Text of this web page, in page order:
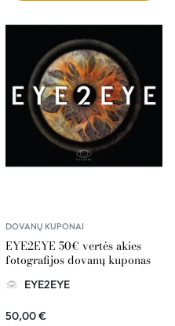
DOVANŲ KUPONAI
EYE2EYE 50€ vertės akies
fotografijos dovanų kuponas
EYE2EYE
50,00€